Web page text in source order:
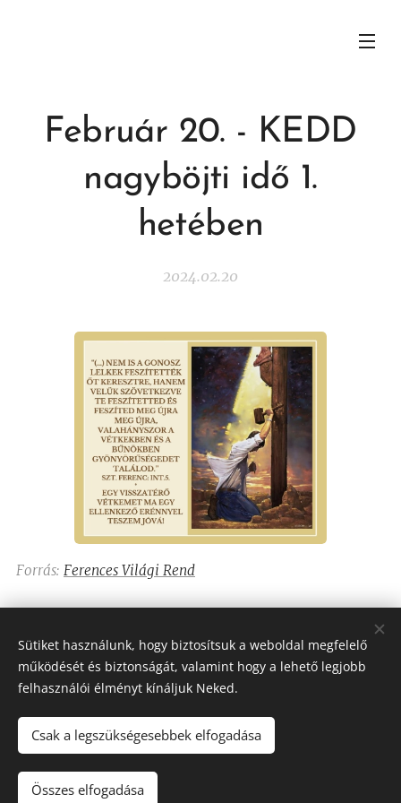
Február 20. - KEDD
nagyböjti idő 1.
hetében
2024.02.20
Forrás: Ferences Világi Rend
Assisi Szent Ferenc Betegápoló Nővérei
Sütiket használunk, hogy biztosítsuk a weboldal megfelelő
működését és biztonságát, valamint hogy a lehető legjobb
felhasználói élményt kínáljuk Neked.
Csak a legszükségesebbek elfogadása
Összes elfogadása